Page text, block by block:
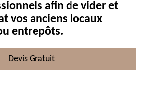
afin de vider et
vos anciens locaux
entrepôts.
Devis Gratuit